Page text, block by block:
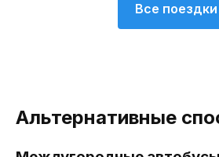
Все поездки
Альтернативные